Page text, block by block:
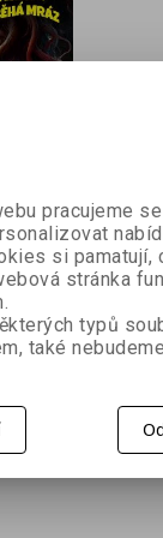
kůži
Kč
pracujeme
si pamatují,
stránka
typů
také